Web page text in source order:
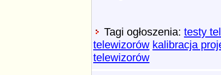
Tagi ogłoszenia: testy
telewizorów kalibracja
telewizorów